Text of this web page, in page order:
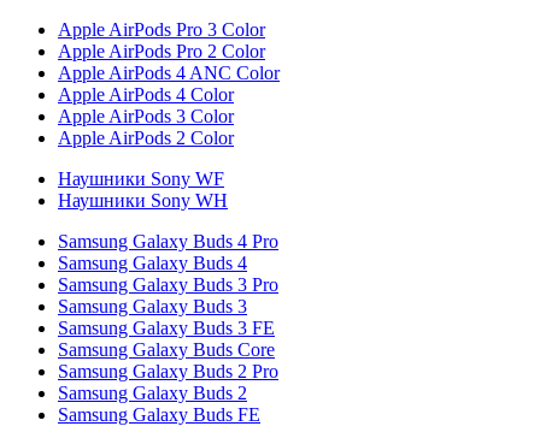
Apple AirPods Pro 3 Color
Apple AirPods Pro 2 Color
Apple AirPods 4 ANC Color
Apple AirPods 4 Color
Apple AirPods 3 Color
Apple AirPods 2 Color
Наушники Sony WF
Наушники Sony WH
Samsung Galaxy Buds 4 Pro
Samsung Galaxy Buds 4
Samsung Galaxy Buds 3 Pro
Samsung Galaxy Buds 3
Samsung Galaxy Buds 3 FE
Samsung Galaxy Buds Core
Samsung Galaxy Buds 2 Pro
Samsung Galaxy Buds 2
Samsung Galaxy Buds FE